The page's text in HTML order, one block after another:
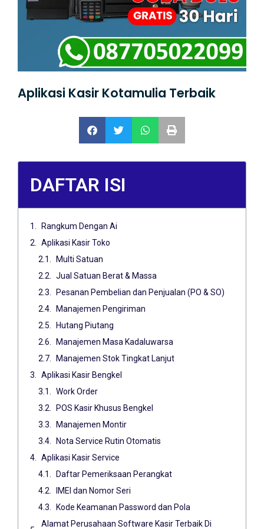
Aplikasi Kasir Kotamulia Terbaik
DAFTAR ISI
Rangkum Dengan Ai
Aplikasi Kasir Toko
Multi Satuan
Jual Satuan Berat & Massa
Pesanan Pembelian dan Penjualan (PO & SO)
Manajemen Pengiriman
Hutang Piutang
Manajemen Masa Kadaluwarsa
Manajemen Stok Tingkat Lanjut
Aplikasi Kasir Bengkel
Work Order
POS Kasir Khusus Bengkel
Manajemen Montir
Nota Service Rutin Otomatis
Aplikasi Kasir Service
Daftar Pemeriksaan Perangkat
IMEI dan Nomor Seri
Kode Keamanan Password dan Pola
Alamat Perusahaan Software Kasir Terbaik Di